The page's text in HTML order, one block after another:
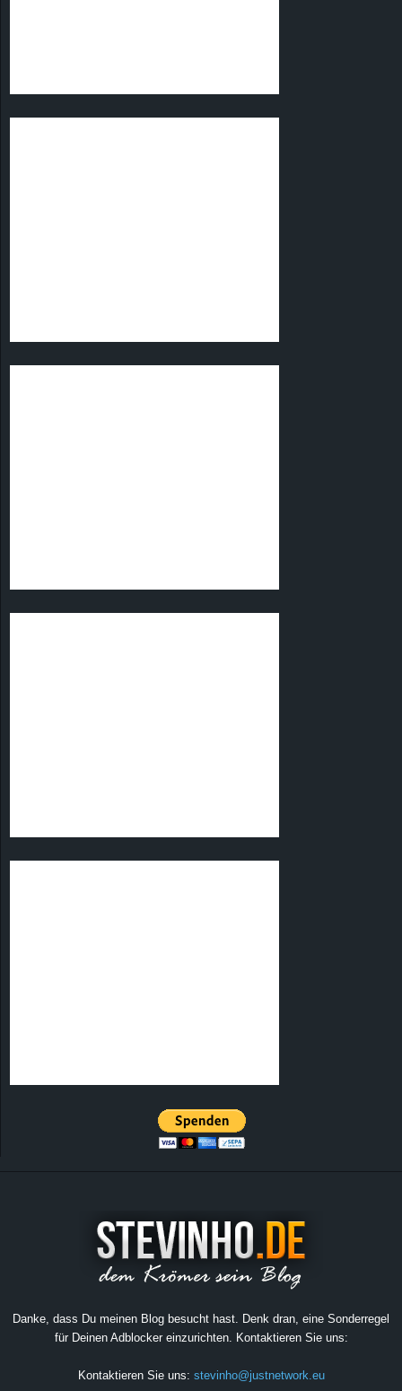
Danke, dass Du meinen Blog besucht hast. Denk dran, eine Sonderregel
für Deinen Adblocker einzurichten. Kontaktieren Sie uns:
Kontaktieren Sie uns: stevinho@justnetwork.eu